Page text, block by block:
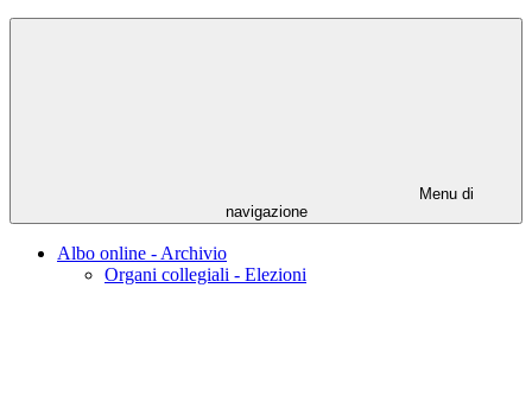
Menu di
navigazione
Albo online - Archivio
Organi collegiali - Elezioni